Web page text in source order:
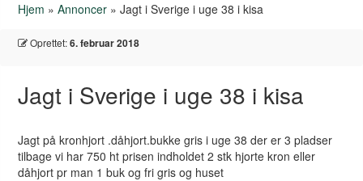
Hjem »Annoncer »Jagt i Sverige i uge 38 i kisa
Oprettet:6. februar 2018
Jagt i Sverige i uge 38 i kisa
Jagt på kronhjort .dåhjort.bukke gris i uge 38 der er 3 pladser
tilbage vi har 750 ht prisen indholdet 2 stk hjorte kron eller
dåhjort pr man 1 buk og fri gris og huset